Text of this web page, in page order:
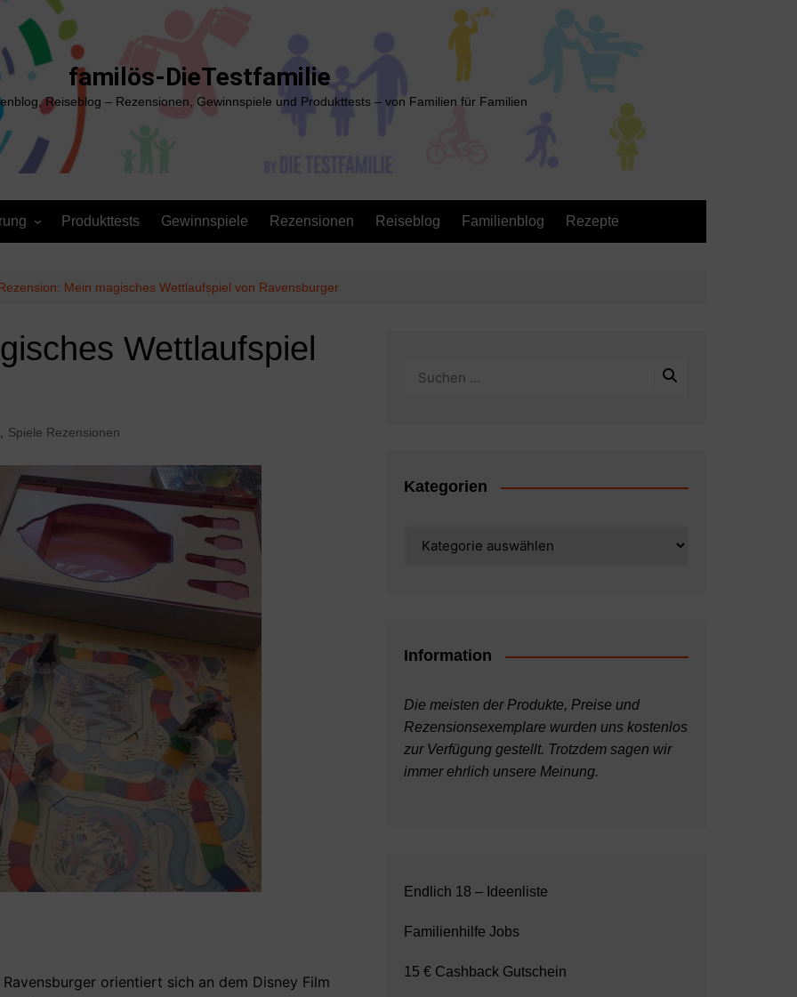
familös-DieTestfamilie
Reiseblog – Rezensionen, Gewinnspiele und Produkttests – von Familien für Familien
Produkttests Gewinnspiele Rezensionen Reiseblog Familienblog Rezepte
Mein magisches Wettlaufspiel von Ravensburger
Wettlaufspiel
Spiele Rezensionen
orientiert sich an dem Disney Film
Kategorien
Information
Die meisten der Produkte, Preise und
Rezensionsexemplare wurden uns kostenlos
zur Verfügung gestellt. Trotzdem sagen wir
immer ehrlich unsere Meinung.
Endlich 18 – Ideenliste
Familienhilfe Jobs
15 € Cashback Gutschein